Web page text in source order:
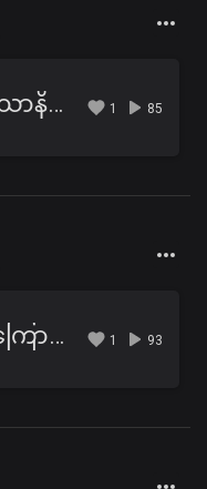
ပျောက်ဆုံးနေသောနိဗ္ဗာန်ဘုံ 1 85
နှလုံးသားလမ်းကြောင်းမှာကျွန်းခံနေတယ် 1 93